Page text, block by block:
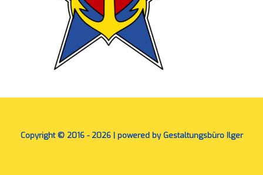
Copyright © 2016 - 2026 | powered by Gestaltungsbüro Ilger